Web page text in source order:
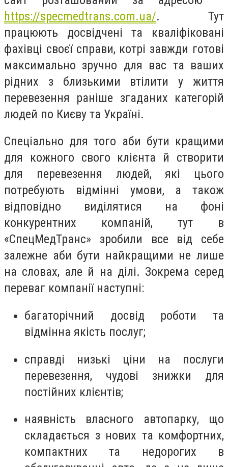
https://specmedtrans.com.ua/. Тут
працюють досвідчені та кваліфіковані
фахівці своєї справи, котрі завжди готові
максимально зручно для вас та ваших
рідних з близькими втілити у життя
перевезення раніше згаданих категорій
людей по Києву та Україні.
Спеціально для того аби бути кращими
для кожного свого клієнта й створити
для перевезення людей, які цього
потребують відмінні умови, а також
відповідно виділятися на фоні
конкурентних компаній, тут в
«СпецМедТранс» зробили все від себе
залежне аби бути найкращими не лише
на словах, але й на ділі. Зокрема серед
переваг компанії наступні:
багаторічний досвід роботи та
відмінна якість послуг;
справді низькі ціни на послуги
перевезення, чудові знижки для
постійних клієнтів;
наявність власного автопарку, що
складається з нових та комфортних,
компактних та недорогих в